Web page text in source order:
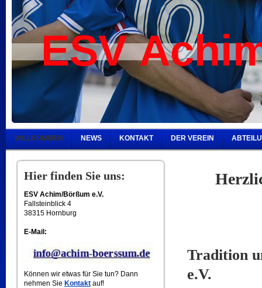
ESV
WILLKOMMEN NEWS KONTAKT DER VEREIN
Hier finden Sie uns:
ESV Achim/Börßum e.V.
Fallsteinblick 4
38315 Hornburg
E-Mail:
Können wir etwas für Sie tun? Dann
nehmen Sie Kontakt auf!
Tradition
e.V.